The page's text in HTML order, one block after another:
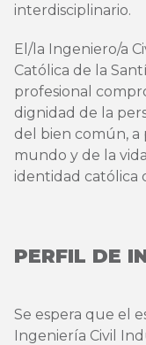
interdisciplinario.
El/la Ingeniero/a
Católica de la
profesional
dignidad de la
del bien común, a
mundo y de la
identidad católica
PERFIL DE
Se espera que el
Ingeniería Civil